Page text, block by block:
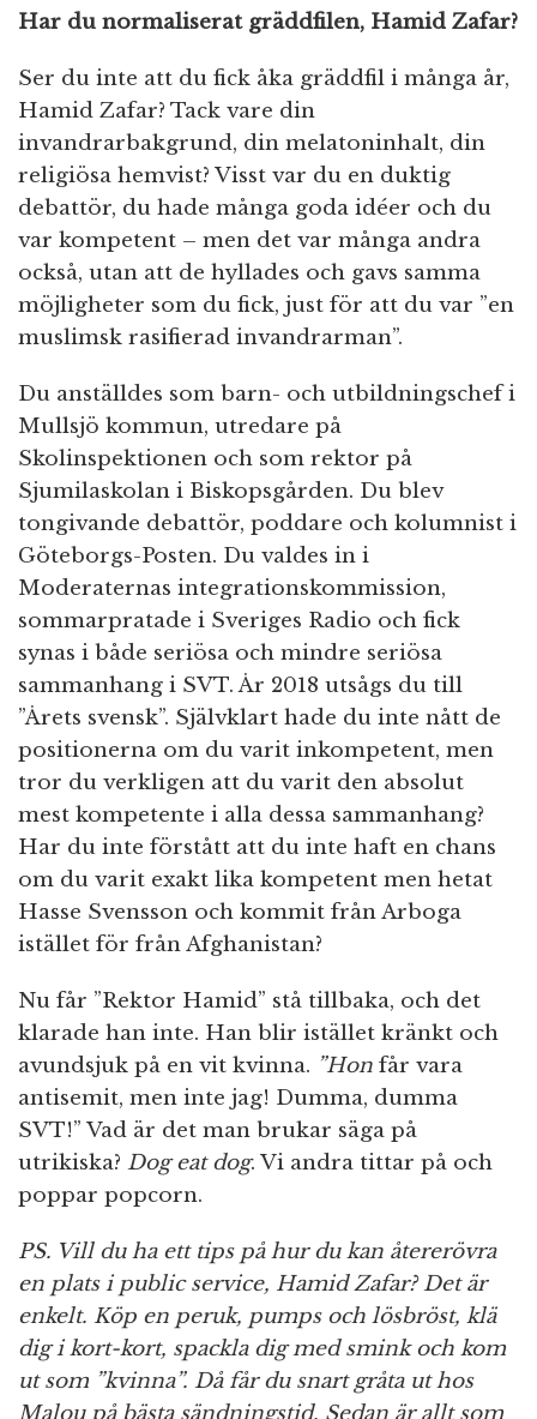
Har du normaliserat gräddfilen, Hamid Zafar?
Ser du inte att du fick åka gräddfil i många år,
Hamid Zafar? Tack vare din
invandrarbakgrund, din melatoninhalt, din
religiösa hemvist? Visst var du en duktig
debattör, du hade många goda idéer och du
var kompetent – men det var många andra
också, utan att de hyllades och gavs samma
möjligheter som du fick, just för att du var ”en
muslimsk rasifierad invandrarman”.
Du anställdes som barn- och utbildningschef i
Mullsjö kommun, utredare på
Skolinspektionen och som rektor på
Sjumilaskolan i Biskopsgården. Du blev
tongivande debattör, poddare och kolumnist i
Göteborgs-Posten. Du valdes in i
Moderaternas integrationskommission,
sommarpratade i Sveriges Radio och fick
synas i både seriösa och mindre seriösa
sammanhang i SVT. År 2018 utsågs du till
”Årets svensk”. Självklart hade du inte nått de
positionerna om du varit inkompetent, men
tror du verkligen att du varit den absolut
mest kompetente i alla dessa sammanhang?
Har du inte förstått att du inte haft en chans
om du varit exakt lika kompetent men hetat
Hasse Svensson och kommit från Arboga
istället för från Afghanistan?
Nu får ”Rektor Hamid” stå tillbaka, och det
klarade han inte. Han blir istället kränkt och
avundsjuk på en vit kvinna. ”Hon får vara
antisemit, men inte jag! Dumma, dumma
SVT!” Vad är det man brukar säga på
utrikiska? Dog eat dog. Vi andra tittar på och
poppar popcorn.
PS. Vill du ha ett tips på hur du kan återerövra
en plats i public service, Hamid Zafar? Det är
enkelt. Köp en peruk, pumps och lösbröst, klä
dig i kort-kort, spackla dig med smink och kom
ut som ”kvinna”. Då får du snart gråta ut hos
Malou på bästa sändningstid. Sedan är allt som